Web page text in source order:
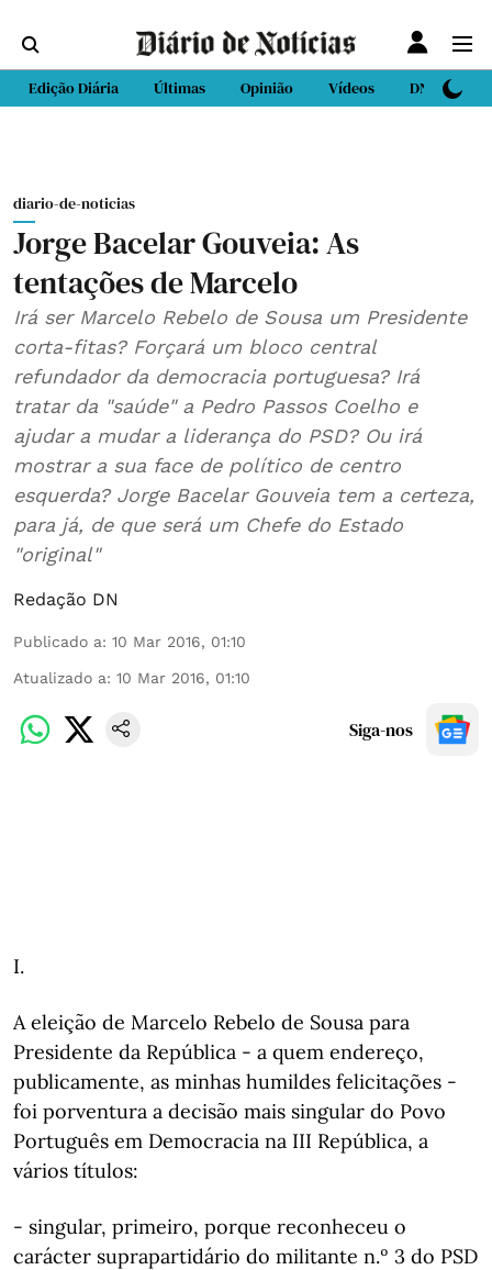
Edição Diária Últimas Opinião Vídeos DN Sport
diario-de-noticias
Jorge Bacelar Gouveia: As
tentações de Marcelo
Irá ser Marcelo Rebelo de Sousa um Presidente
corta-fitas? Forçará um bloco central
refundador da democracia portuguesa? Irá
tratar da "saúde" a Pedro Passos Coelho e
ajudar a mudar a liderança do PSD? Ou irá
mostrar a sua face de político de centro
esquerda? Jorge Bacelar Gouveia tem a certeza,
para já, de que será um Chefe do Estado
"original"
Redação DN
Publicado a: 10 Mar 2016, 01:10
Atualizado a: 10 Mar 2016, 01:10
Siga-nos
I.
A eleição de Marcelo Rebelo de Sousa para
Presidente da República - a quem endereço,
publicamente, as minhas humildes felicitações -
foi porventura a decisão mais singular do Povo
Português em Democracia na III República, a
vários títulos:
- singular, primeiro, porque reconheceu o
carácter suprapartidário do militante n.º 3 do PSD